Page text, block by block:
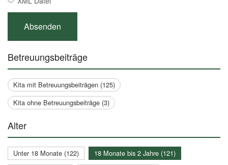
Betreuungsbeiträge
Kita mit Betreuungsbeiträgen (125)
Kita ohne Betreuungsbeiträge (3)
Alter
Unter 18 Monate (122)
18 Monate bis 2 Jahre (121)